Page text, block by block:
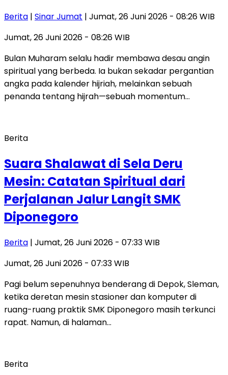
Berita | Sinar Jumat | Jumat, 26 Juni 2026 - 08:26 WIB
Jumat, 26 Juni 2026 - 08:26 WIB
Bulan Muharam selalu hadir membawa desau angin
spiritual yang berbeda. Ia bukan sekadar pergantian
angka pada kalender hijriah, melainkan sebuah
penanda tentang hijrah—sebuah momentum…
Berita
Suara Shalawat di Sela Deru
Mesin: Catatan Spiritual dari
Perjalanan Jalur Langit SMK
Diponegoro
Berita | Jumat, 26 Juni 2026 - 07:33 WIB
Jumat, 26 Juni 2026 - 07:33 WIB
Pagi belum sepenuhnya benderang di Depok, Sleman,
ketika deretan mesin stasioner dan komputer di
ruang-ruang praktik SMK Diponegoro masih terkunci
rapat. Namun, di halaman…
Berita